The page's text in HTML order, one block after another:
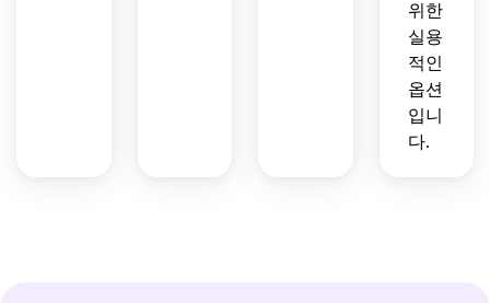
위한
실용
적인
옵션
입니
다.